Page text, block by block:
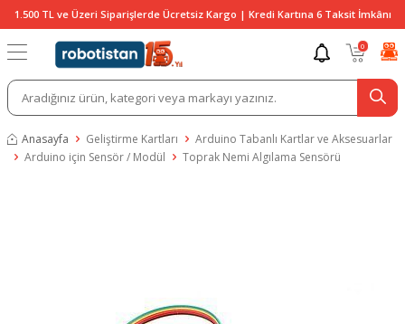
1.500 TL ve Üzeri Siparişlerde Ücretsiz Kargo | Kredi Kartına 6 Taksit İmkânı
0
Anasayfa Geliştirme Kartları
Arduino Tabanlı Kartlar ve Aksesuarlar
Arduino için Sensör / Modül
Toprak Nemi Algılama Sensörü